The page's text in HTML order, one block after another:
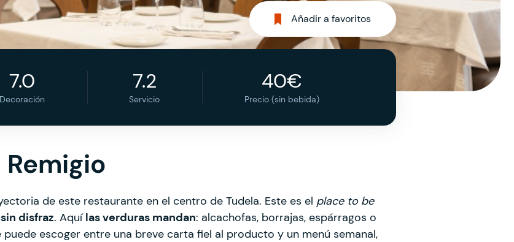
Añadir a favoritos
7.0
Decoración
7.2
Servicio
40€
Precio (sin bebida)
de este restaurante en el centro de Tudela. Este es el place to be
disfraz. Aquílas verduras mandan: alcachofas, borrajas, espárragos o
escoger entre una breve carta fiel al producto y un menú semanal,